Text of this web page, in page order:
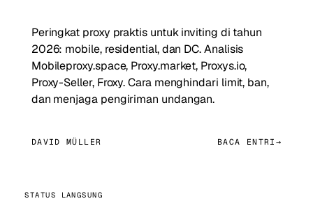
Peringkat proxy praktis untuk inviting di tahun
2026: mobile, residential, dan DC. Analisis
Mobileproxy.space, Proxy.market, Proxys.io,
Proxy-Seller, Froxy. Cara menghindari limit, ban,
dan menjaga pengiriman undangan.
DAVID MÜLLER BACA ENTRI →
STATUS LANGSUNG